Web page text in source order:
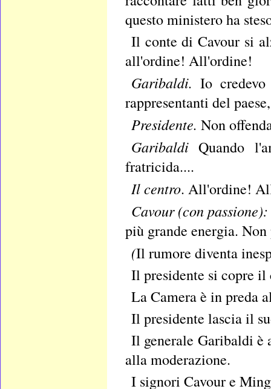
questo ministero ha
Il conte di Cavour si
all'ordine! All'ordine!
Garibaldi.Io
rappresentanti del
Presidente. Non
GaribaldiQuando
fratricida....
Il centro. All'ordine!
Cavour (con passione):
più grande energia. Non
(Il rumore diventa
Il presidente si copre il
La Camera è in preda
Il presidente lascia il
Il generale Garibaldi è
alla moderazione.
I signori Cavour e